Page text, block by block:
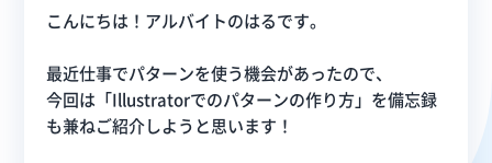
こんにちは！アルバイトのはるです。
最近仕事でパターンを使う機会があったので、
今回は「Illustratorでのパターンの作り方」を備忘録
も兼ねご紹介しようと思います！